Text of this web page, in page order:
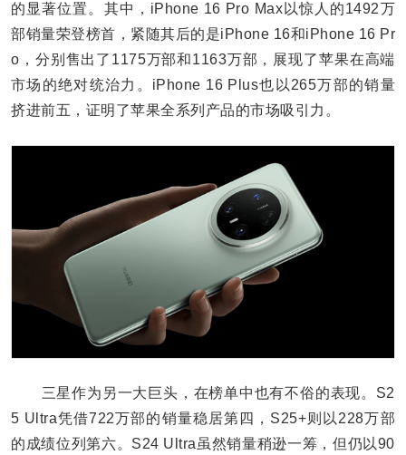
的显著位置。其中，iPhone 16 Pro Max以惊人的1492万
部销量荣登榜首，紧随其后的是iPhone 16和iPhone 16 Pr
o，分别售出了1175万部和1163万部，展现了苹果在高端
市场的绝对统治力。iPhone 16 Plus也以265万部的销量
挤进前五，证明了苹果全系列产品的市场吸引力。
三星作为另一大巨头，在榜单中也有不俗的表现。S2
5 Ultra凭借722万部的销量稳居第四，S25+则以228万部
的成绩位列第六。S24 Ultra虽然销量稍逊一筹，但仍以90